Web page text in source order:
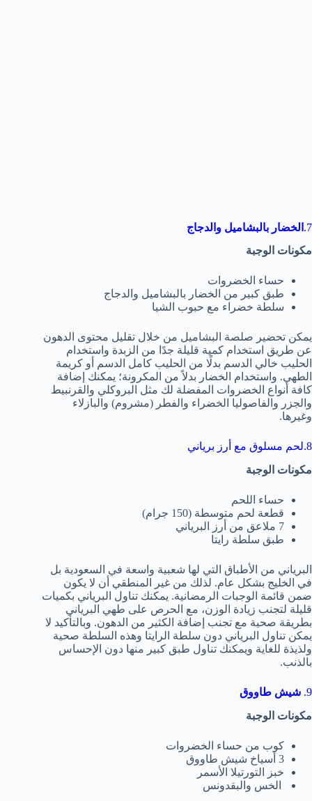
7. الخضار بالبشاميل والدجاج
مكونات الوجبة
حساء الخضروات
طبق كبير من الخضار بالبشاميل والدجاج
سلطة خضراء مع حبوب الشيا
يمكن تحضير صلصة البشاميل من خلال تقليل محتوى الدهون
عن طريق استخدام كمية قليلة جدًا من الزبدة واستخدام
الحليب خالي الدسم بدلًا من الحليب كامل الدسم أو كريمة
الطهي. واستخدام الخضار بدلاً من المكرونة؛ يمكنك إضافة
كافة أنواع الخضروات المفضلة لك مثل البروكلي والقرنبيط
والجزر والفاصوليا الخضراء والفطر (مشروم) والبازلاء
وغيرها.
8.لحم مسلوق مع أرز برياني
مكونات الوجبة
حساء اللحم
قطعة لحم متوسطة (150 جرام)
7 ملاعق من أرز البرياني
طبق سلطة رايتا
البرياني من الأطباق التي لها شعبية واسعة في السعودية بل
في الخليج بشكل عام. لذلك من غير المنطقي أن لا يكون
ضمن قائمة الوجبات الرمضانية. يمكنك تناول البرياني بكميات
قليلة لتجنب زيادة الوزن، مع الحرص على طهي البرياني
بطريقة صحية مع تجنب إضافة الكثير من الدهون. وبالتأكيد لا
يمكن تناول البرياني دون سلطة الرايتا وهذه السلطة صحية
ولذيذة للغاية ويمكنك تناول طبق كبير منها دون الإحساس
بالذنب.
9. شيش طاووق
مكونات الوجبة
كوب من حساء الخضروات
3 أسياخ شيش طاووق
خبز التورتيلا الأسمر
الخس والبقدونس